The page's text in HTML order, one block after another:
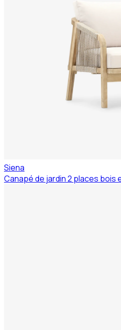
Siena
Canapé de jardin 2 places bois